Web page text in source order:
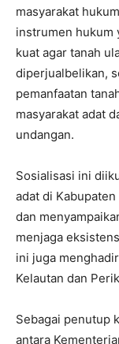
masyarakat
instrumen hukum
kuat agar tanah
diperjualbelikan,
pemanfaatan
masyarakat adat
undangan.
Sosialisasi ini
adat di
dan
menjaga
ini juga
Kelautan dan
Sebagai penutup
antara